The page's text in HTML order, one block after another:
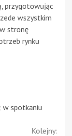
przygotowując
wszystkim
stronę
rynku
w spotkaniu
Kolejny: